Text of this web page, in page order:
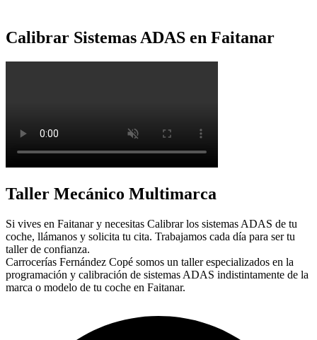
Calibrar Sistemas ADAS en Faitanar
Taller Mecánico Multimarca
Si vives en Faitanar y necesitas Calibrar los sistemas ADAS de tu
coche, llámanos y solicita tu cita. Trabajamos cada día para ser tu
taller de confianza.
Carrocerías Fernández Copé somos un taller especializados en la
programación y calibración de sistemas ADAS indistintamente de la
marca o modelo de tu coche en Faitanar.